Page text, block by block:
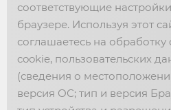
НОВОСТИ
События фабрики
Видео
соответствующие
браузере. Используя этот
соглашаетесь на
cookie, пользовательских
(сведения о
версия ОС; тип и версия